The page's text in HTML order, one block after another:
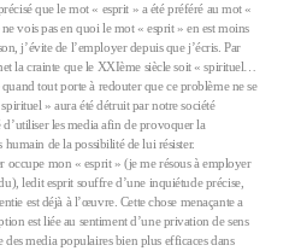
que le mot « esprit » a été préféré au mot «
vois pas en quoi le mot « esprit » en est moins
j’évite de l’employer depuis que j’écris. Par
la crainte que le XXIème siècle soit « spirituel…
tout porte à redouter que ce problème ne se
» aura été détruit par notre société
les media afin de provoquer la
de la possibilité de lui résister.
occupe mon « esprit » (je me résous à employer
ledit esprit souffre d’une inquiétude précise,
est déjà à l’œuvre. Cette chose menaçante a
est liée au sentiment d’une privation de sens
media populaires bien plus efficaces dans